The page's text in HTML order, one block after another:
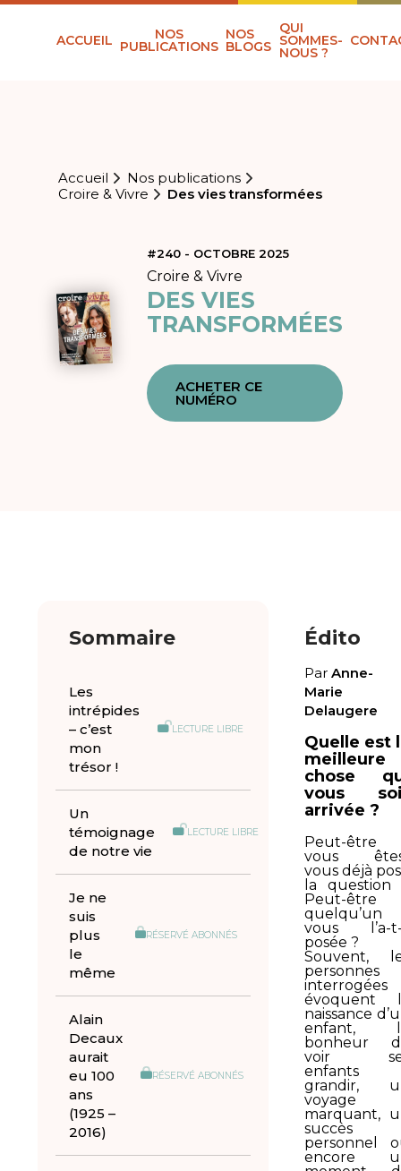
ACCUEIL NOS
PUBLICATIONS
NOS
BLOGS
QUI
SOMMES-
NOUS ?
Accueil
Nos publications
Croire & Vivre
Des vies transformées
#240 - OCTOBRE 2025
Croire & Vivre
DES VIES
TRANSFORMÉES
ACHETER CE
NUMÉRO
Sommaire
Les
intrépides
– c’est
mon
trésor !
LECTURE LIBRE
Un
témoignage
de notre vie
LECTURE LIBRE
Je ne
suis
plus
le
même
RÉSERVÉ ABONNÉS
Alain
Decaux
aurait
eu 100
ans
(1925 –
2016)
RÉSERVÉ ABONNÉS
Édito
ParAnne-
Marie
Delaugere
Quelle est
meilleure
chose
vous
arrivée ?
Peut-être
vous
vous déjà
la question
Peut-être
quelqu’un
vous l’a-
posée ?
Souvent,
personnes
interrogées
évoquent
naissance
enfant,
bonheur
voir
enfants
grandir,
voyage
marquant,
succès
personnel
encore